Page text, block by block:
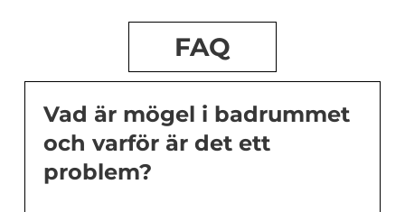
FAQ
Vad är mögel i badrummet
och varför är det ett
problem?